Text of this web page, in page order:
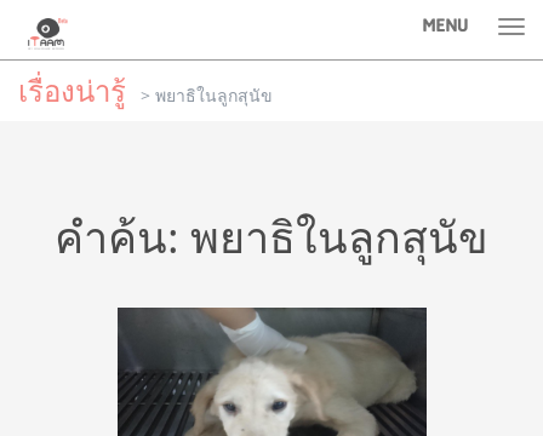
MENU
เรื่องน่ารู้ > พยาธิในลูกสุนัข
คำค้น: พยาธิในลูกสุนัข